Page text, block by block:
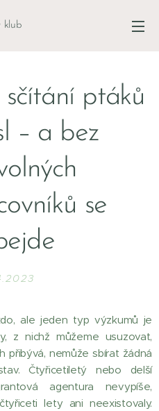
klub
ptáků
– a bez
se
ale jeden typ výzkumů je
z nichž můžeme usuzovat,
přibývá, nemůže sbírat žádná
Čtyřicetiletý nebo delší
agentura nevypíše,
lety ani neexistovaly.